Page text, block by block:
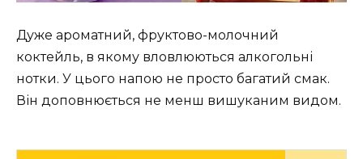
Дуже ароматний, фруктово-молочний
коктейль, в якому вловлюються алкогольні
нотки. У цього напою не просто багатий смак.
Він доповнюється не менш вишуканим видом.